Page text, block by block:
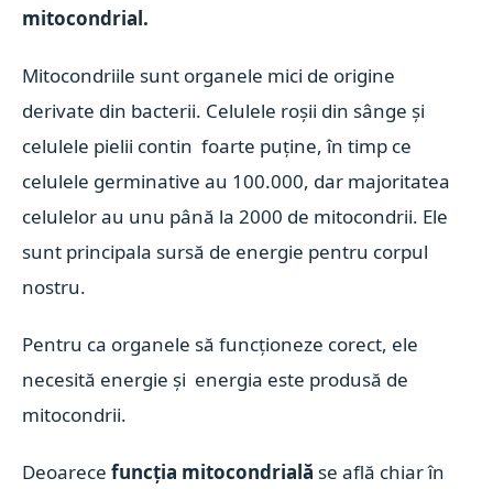
mitocondrial.
Mitocondriile sunt organele mici de origine
derivate din bacterii. Celulele roșii din sânge și
celulele pielii contin foarte puține, în timp ce
celulele germinative au 100.000, dar majoritatea
celulelor au unu până la 2000 de mitocondrii. Ele
sunt principala sursă de energie pentru corpul
nostru.
Pentru ca organele să funcționeze corect, ele
necesită energie și energia este produsă de
mitocondrii.
Deoarecefuncția mitocondrială se află chiar în